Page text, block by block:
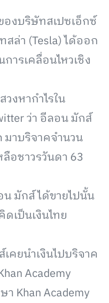
งบริษัทสเปซเอ็กซ์
สล่า (Tesla) ได้ออก
ารเคลื่อนไหวเชิง
งหากำไรใน
ว่า อีลอน มักส์
มาบริจาคจำนวน
อชาวรวันดา 63
น มักส์ได้ขายไปนั้น
เป็นเงินไทย
คยนำเงินไปบริจาค
Academy
Khan Academy